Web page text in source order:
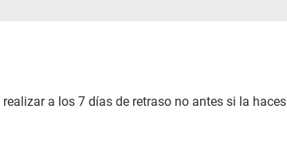
a los 7 días de retraso no antes si la haces